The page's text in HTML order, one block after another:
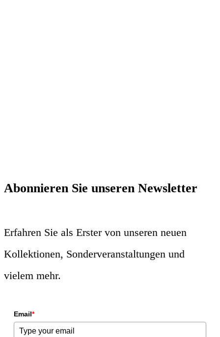
Abonnieren Sie unseren Newsletter
Erfahren Sie als Erster von unseren neuen
Kollektionen, Sonderveranstaltungen und
vielem mehr.
Email*